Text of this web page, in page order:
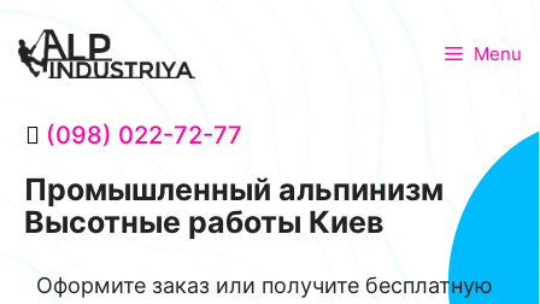
Menu
(098) 022-72-77
Промышленный альпинизм
Высотные работы Киев
Оформите заказ или получите бесплатную